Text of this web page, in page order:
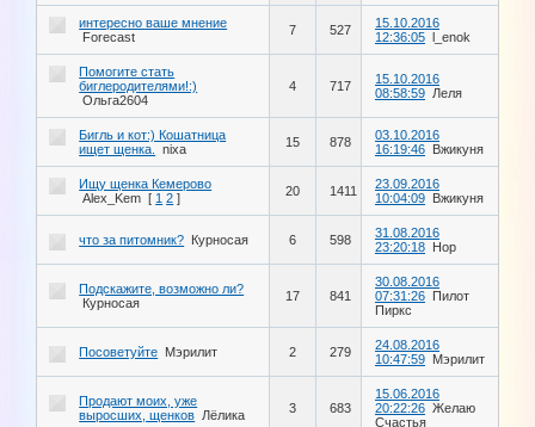
интересно ваше мнение
Forecast
7 527
15.10.2016
12:36:05
l_enok
Помогите стать
биглеродителями!:)
Ольга2604
4 717
15.10.2016
08:58:59 Леля
Бигль и кот:) Кошатница
ищет щенка.
nixa 15 878
03.10.2016
16:19:46
Вжикуня
Ищу щенка Кемерово
Alex_Kem [ 1 2 ] 20 1411
23.09.2016
10:04:09
Вжикуня
что за питомник? Курносая 6 598
31.08.2016
23:20:18
Hop
Подскажите, возможно ли?
Курносая
17 841
30.08.2016
07:31:26
Пилот
Пиркс
Посоветуйте Мэрилит 2 279
24.08.2016
10:47:59 Мэрилит
Продают моих, уже
выросших, щенков Лёлика 3 683
15.06.2016
20:22:26 Желаю
Счастья